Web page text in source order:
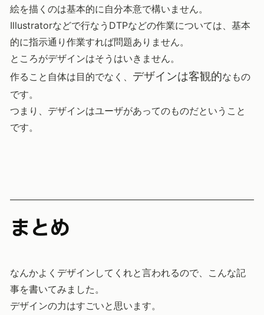
絵を描くのは基本的に自分本意で構いません。
Illustratorなどで行なうDTPなどの作業については、基本
的に指示通り作業すれば問題ありません。
ところがデザインはそうはいきません。
作ること自体は目的でなく、 デザインは客観的なもの
です。
つまり、デザインはユーザがあってのものだということ
です。
まとめ
なんかよくデザインしてくれと言われるので、こんな記
事を書いてみました。
デザインの力はすごいと思います。